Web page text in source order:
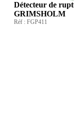
Détecteur de
GRIMSHOLM
Réf : FGP411